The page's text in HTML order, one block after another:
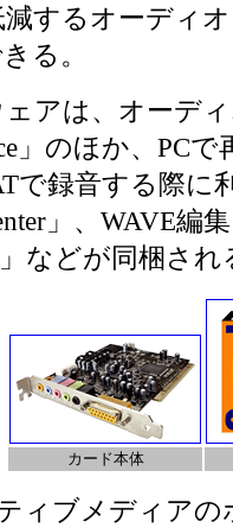
減するオーディ
る。
アは、オーディ
」のほか、PC
で録音する際に
」、WAVE編
」などが同梱され
カード本体
ィブメディアの